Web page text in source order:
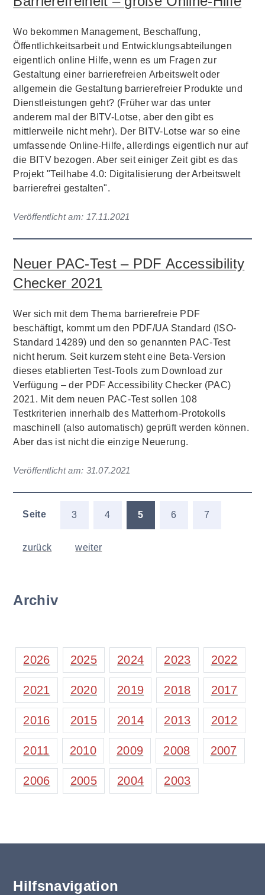
Wo bekommen Management, Beschaffung,
Öffentlichkeitsarbeit und Entwicklungsabteilungen
eigentlich online Hilfe, wenn es um Fragen zur
Gestaltung einer barrierefreien Arbeitswelt oder
allgemein die Gestaltung barrierefreier Produkte und
Dienstleistungen geht? (Früher war das unter
anderem mal der BITV-Lotse, aber den gibt es
mittlerweile nicht mehr). Der BITV-Lotse war so eine
umfassende Online-Hilfe, allerdings eigentlich nur auf
die BITV bezogen. Aber seit einiger Zeit gibt es das
Projekt "Teilhabe 4.0: Digitalisierung der Arbeitswelt
barrierefrei gestalten".
Veröffentlicht am: 17.11.2021
Neuer PAC-Test – PDF Accessibility
Checker 2021
Wer sich mit dem Thema barrierefreie PDF
beschäftigt, kommt um den PDF/UA Standard (ISO-
Standard 14289) und den so genannten PAC-Test
nicht herum. Seit kurzem steht eine Beta-Version
dieses etablierten Test-Tools zum Download zur
Verfügung – der PDF Accessibility Checker (PAC)
2021. Mit dem neuen PAC-Test sollen 108
Testkriterien innerhalb des Matterhorn-Protokolls
maschinell (also automatisch) geprüft werden können.
Aber das ist nicht die einzige Neuerung.
Veröffentlicht am: 31.07.2021
Seite 3 4 5 6 7
zurück weiter
Archiv
2026 2025 2024 2023 2022
2021 2020 2019 2018 2017
2016 2015 2014 2013 2012
2011 2010 2009 2008 2007
2006 2005 2004 2003
Hilfsnavigation